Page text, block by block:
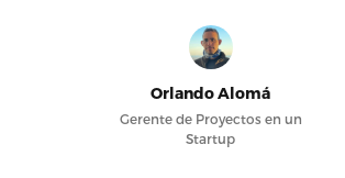
Orlando Alomá
Gerente de Proyectos en un
Startup